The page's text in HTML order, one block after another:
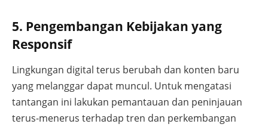
5. Pengembangan Kebijakan yang
Responsif
Lingkungan digital terus berubah dan konten baru
yang melanggar dapat muncul. Untuk mengatasi
tantangan ini lakukan pemantauan dan peninjauan
terus-menerus terhadap tren dan perkembangan